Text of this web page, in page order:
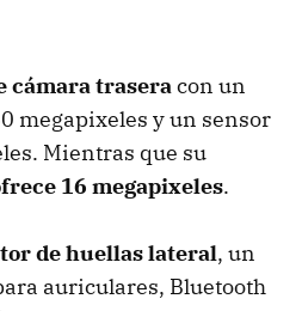
cámara traseracon un
megapixeles y un sensor
Mientras que su
16 megapixeles.
de huellas lateral, un
auriculares, Bluetooth